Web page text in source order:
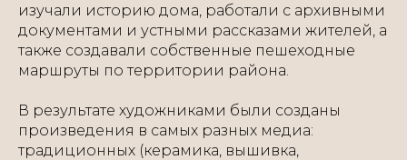
изучали историю дома, работали с архивными
документами и устными рассказами жителей, а
также создавали собственные пешеходные
маршруты по территории района.
В результате художниками были созданы
произведения в самых разных медиа:
традиционных (керамика, вышивка,